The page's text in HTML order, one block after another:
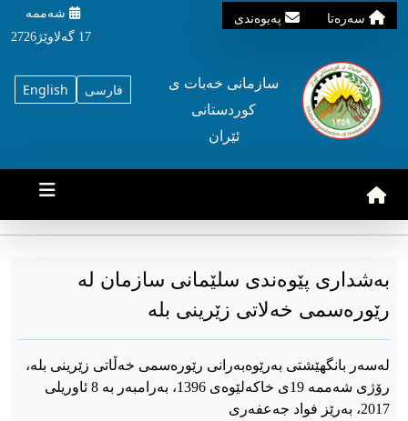
سه‌ره‌تا په‌یوه‌ندی
شه‌ممه‌
17 گه‌لاوێژ2726
English فارسی
سازمانی خه‌بات ی
کوردستانی
ئێران
بەشداری پێوەندی سلێمانی سازمان لە
رێورەسمی خەلاتی زێرینی بلە
لەسەر بانگهێشتی بەرێوەبەرانی رێورەسمی خەڵاتی زێرینی بلە،
رۆژی شەممە 19ی خاکەلێوەی 1396، بەرامبەر بە 8 ئاوریلی
2017، بەرێز فواد جەعفەری